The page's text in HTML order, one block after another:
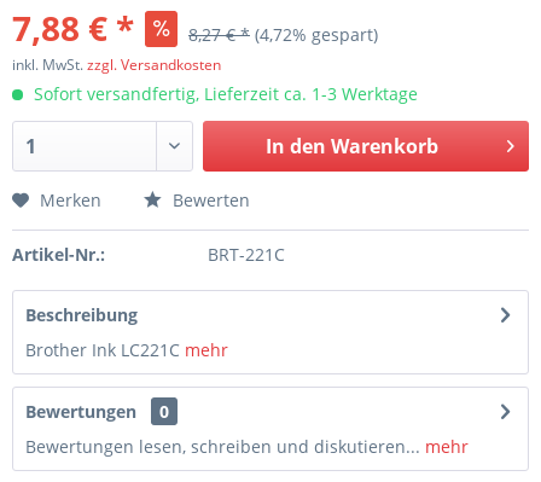
7,88 € * 8,27 € * (4,72% gespart)
inkl. MwSt.zzgl. Versandkosten
Sofort versandfertig, Lieferzeit ca. 1-3 Werktage
In den Warenkorb
Merken Bewerten
Artikel-Nr.: BRT-221C
Beschreibung
Brother Ink LC221C mehr
Bewertungen
0
Bewertungen lesen, schreiben und diskutieren... mehr